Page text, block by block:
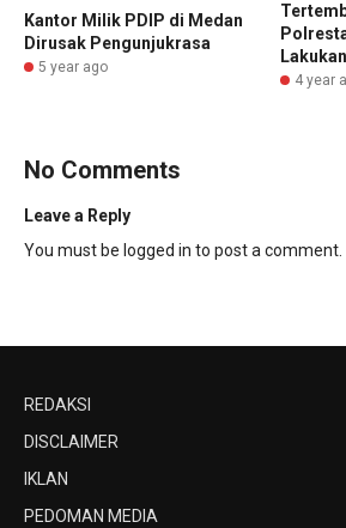
Kantor Milik PDIP di Medan
Dirusak Pengunjukrasa
5 year ago
4 year
No Comments
Leave a Reply
You must be logged in to post a comment.
REDAKSI
DISCLAIMER
IKLAN
PEDOMAN MEDIA